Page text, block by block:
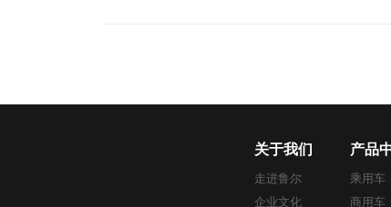
关于我们
走进鲁尔
企业文化
产品
乘用车
商用车